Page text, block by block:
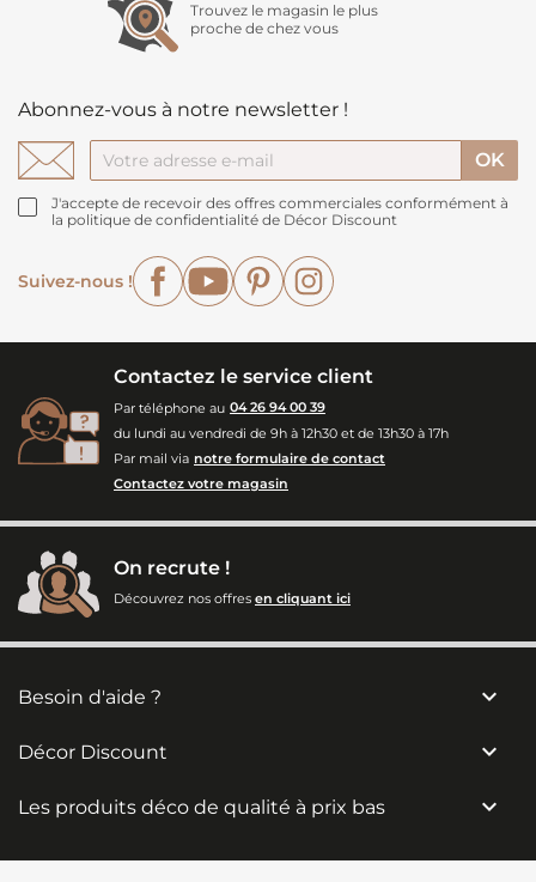
Trouvez le magasin le plus
proche de chez vous
Abonnez-vous à notre newsletter !
J'accepte de recevoir des offres commerciales conformément à
la politique de confidentialité de Décor Discount
Suivez-nous !
FacebookYouTubePinterest
Contactez le service client
Par téléphone au 04 26 94 00 39
du lundi au vendredi de 9h à 12h30 et de 13h30 à 17h
Par mail via notre formulaire de contact
Contactez votre magasin
On recrute !
Découvrez nos offres en cliquant ici
Besoin d'aide ? 
Décor Discount 
Les produits déco de qualité à prix bas 